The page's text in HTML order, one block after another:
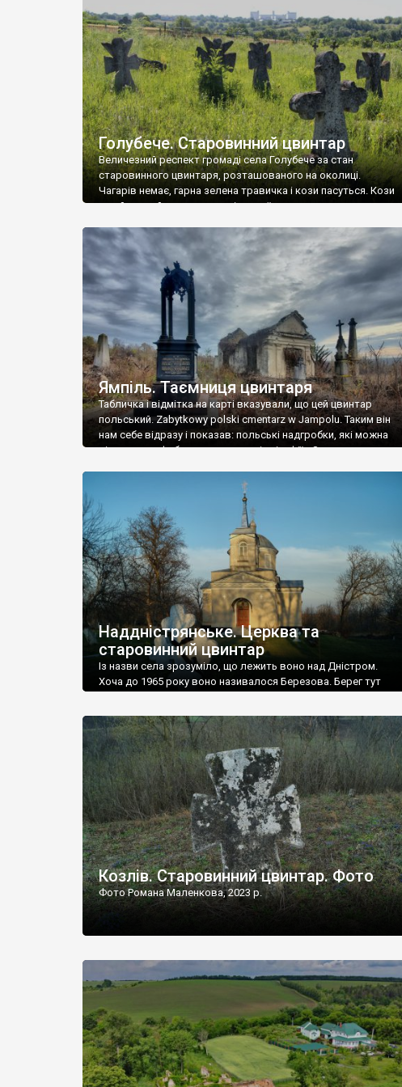
Голубече. Старовинний цвинтар
Величезний респект громаді села Голубече за стан
старовинного цвинтаря, розташованого на околиці.
Чагарів немає, гарна зелена травичка і кози пасуться. Кози
– найкращий регулятор шкідливої, для старих кладовищ,
бруньками, кози ті бруньки обгризають, бо то улюблений
делікатес. На цвинтарі у Голубечому ціла колекція
різноманітних форм хрестів. Село відносно невелике, […]
Ямпіль. Таємниця цвинтаря
Табличка і відмітка на карті вказували, що цей цвинтар
польський. Zabytkowy polski cmentarz w Jampolu. Таким він
нам себе відразу і показав: польські надгробки, які можна
віднести до фабричних, польські епітафії… Загалом цвинтар
виявилося більше семи гектарів. Перше враження про
абсолютну звичайність польського цвинтаря виявилося
оманливим – […]
Наддністрянське. Церква та
старовинний цвинтар
Із назви села зрозуміло, що лежить воно над Дністром.
Хоча до 1965 року воно називалося Березова. Берег тут
Наддністрянське відрізняється від більшості навколишніх
сіл. У селі є мурована Михайлівська церква. Точної дати […]
Козлів. Старовинний цвинтар. Фото
Фото Романа Маленкова, 2023 р.